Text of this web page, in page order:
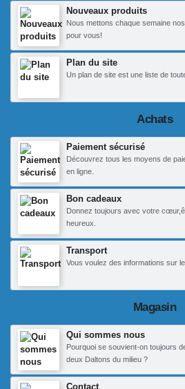
Nouveaux produits
Nous mettons chaque semaine
pour vous!
Plan du site
Un plan de site est une liste de
Achats
Paiement sécurisé
Découvrez tous les moyens de
en ligne.
Bon cadeaux
Donnez toujours avec votre
heureux.
Transport
Vous voulez des informations sur
Magasin
Qui sommes nous
Pourquoi se souvient-on toujours
deux Daltons du milieu ?
Contact